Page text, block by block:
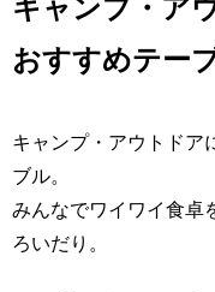
キャンプ・ア
おすすめテー
キャンプ・アウトドア
ブル。
みんなでワイワイ食卓
ろいだり。